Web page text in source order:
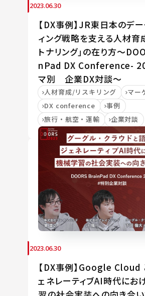
2023.06.30
【DX事例】JR東日本のデ
ィング戦略を支える人材育
トナリング」の在り方～
nPad DX Conference-
マ別 企業DX対談～
人材育成/リスキリング
マー
DX conference
事例
旅行・航空・運輸
企業対談
2023.06.30
【DX事例】Google Cloud
ェネレーティブAI時代にお